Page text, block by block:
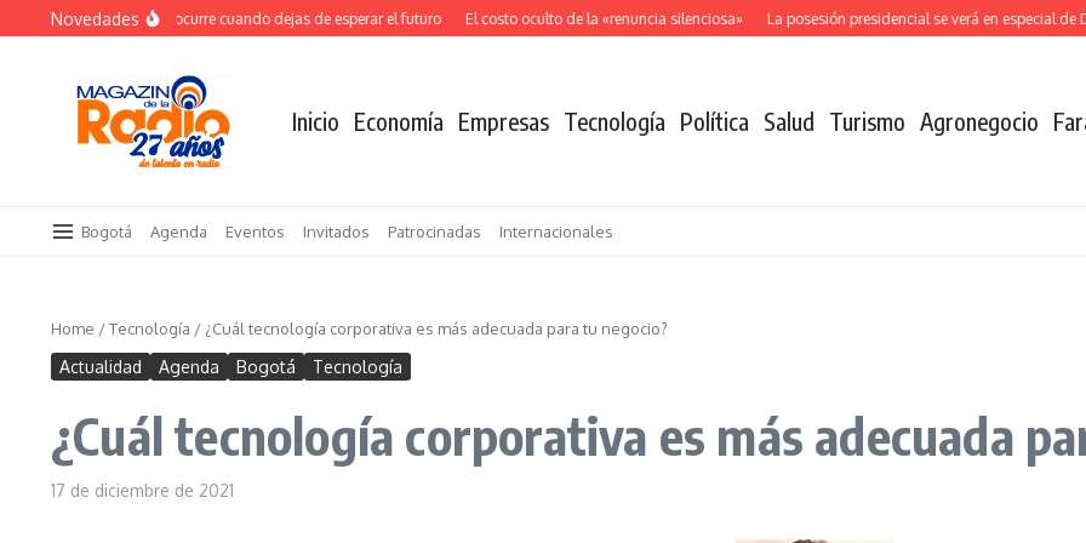
Saltar al contenido
Novedades
El verdadero salto ocurre cuando dejas de esperar el futuro El costo oculto de la «renuncia silenciosa» La posesión presidencial se verá en especial de
Inicio Economía Empresas Tecnología Política Salud Turismo Agronegocio
Bogotá Agenda Eventos Invitados Patrocinadas Internacionales
Home /Tecnología / ¿Cuál tecnología corporativa es más adecuada para tu negocio?
Actualidad Agenda Bogotá Tecnología
¿Cuál tecnología corporativa es más adecuada
17 de diciembre de 2021